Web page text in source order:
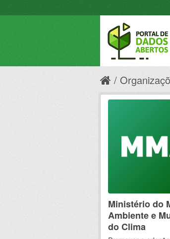
Ministério do
Ambiente e
do Clima